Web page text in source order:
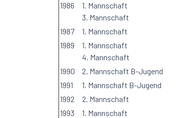
1986
1. Mannschaft
3. Mannschaft
1987
1. Mannschaft
1989
1. Mannschaft
4. Mannschaft
1990
2. Mannschaft B-Jugend
1991
1. Mannschaft B-Jugend
1992
2. Mannschaft
1993
1. Mannschaft